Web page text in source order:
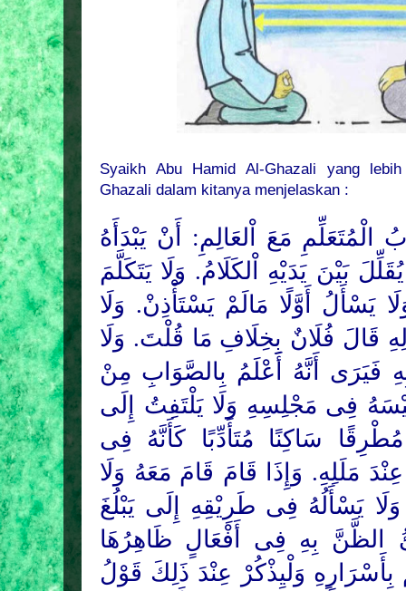
Syaikh Abu Hamid Al-Ghazali yang
Ghazali dalam kitanya menjelaskan :
الْمُتَعَلِّمِ مَعَ اْلعَالِمِ: أَنْ يَبْدَأَهُ
بَيْنَ يَدَيْهِ اْلكَلَامُ. وَلَا يَتَكَلَّمَ
يَسْأَلُ أَوَّلًا مَالَمْ يَسْتَأْذِنْ. وَلَا
قَالَ فُلَانٌ بِخِلَافِ مَا قُلْتَ. وَلَا
فَيَرَى أَنَّهُ أَعْلَمُ بِالصَّوَابِ مِنْ
فِى مَجْلِسِهِ وَلَا يَلْتَفِتُ إِلَى
سَاكِنًا مُتَأَدِّبًا كَأَنَّهُ فِى
مَلَلِهِ. وَإِذَا قَامَ قَامَ مَعَهُ وَلَا
وَلَا يَسْأَلُهُ فِى طَرِيْقِهِ إِلَى يَبْلُغَ
الظَّنَّ بِهِ فِى أَفْعَالٍ ظَاهِرُهَا
بِأَسْرَارِهِ وَلْيِذْكُرْ عِنْدَ ذَلِكَ قَوْلُ